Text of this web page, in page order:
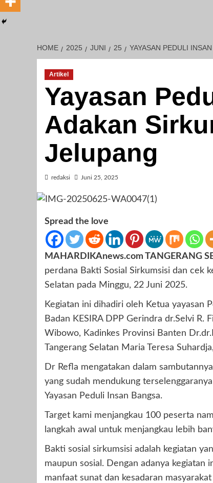
HOME 2025 JUNI 25 YAYASAN PEDULI
Artikel
Yayasan
Adakan
Jelupang
redaksi Juni 25, 2025
Spread the love
MAHARDIKAnews.com TANGERANG
perdana Bakti Sosial Sirkumsisi dan cek
Selatan pada Minggu, 22 Juni 2025.
Kegiatan ini dihadiri oleh Ketua yayasan
Badan KESIRA DPP Gerindra dr.Selvi
Wibowo, Kadinkes Provinsi Banten
Tangerang Selatan Maria Teresa
Dr Refla mengatakan dalam
yang sudah mendukung
Yayasan Peduli Insan Bangsa.
Target kami menjangkau 100 peserta
langkah awal untuk menjangkau lebih
Bakti sosial sirkumsisi adalah kegiatan
maupun sosial. Dengan adanya kegiatan
manfaat sunat dan kesadaran